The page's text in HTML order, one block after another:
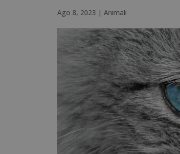
Ago 8, 2023 | Animali